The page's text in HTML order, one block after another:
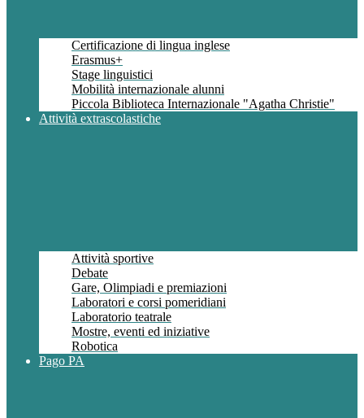
Certificazione di lingua inglese
Erasmus+
Stage linguistici
Mobilità internazionale alunni
Piccola Biblioteca Internazionale "Agatha Christie"
Attività extrascolastiche
Attività sportive
Debate
Gare, Olimpiadi e premiazioni
Laboratori e corsi pomeridiani
Laboratorio teatrale
Mostre, eventi ed iniziative
Robotica
Pago PA